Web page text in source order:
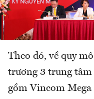
Theo đó, về quy
trương 3 trung
gồm Vincom